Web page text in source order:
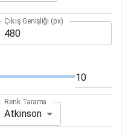
Çıkış Genişliği (px)
Renk Tarama
Atkinson